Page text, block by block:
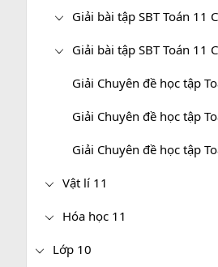
Vật lí 11
Hóa học 11
Lớp 10